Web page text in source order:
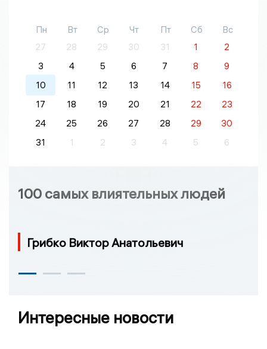
Пн Вт Ср Чт Пт Сб
Вс
27
28 29 30 31 1
2
3
4 5 6 7 8
9
10
11 12 13 14 15
16
17
18 19 20 21 22
23
24
25 26 27 28 29
30
31
1 2 3 4 5 6
100 самых влиятельных людей
Грибко Виктор Анатольевич
Интересные новости